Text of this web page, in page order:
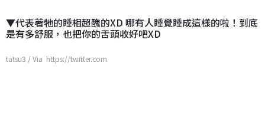
▼代表著牠的睡相超醜的XD 哪有人睡覺睡成這樣的啦！到底
是有多舒服，也把你的舌頭收好吧XD
tatsu3 / Via https://twitter.com